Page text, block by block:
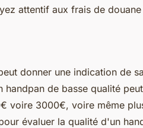
attentif aux frais de
donner une indication de
de basse qualité
voire 3000€, voire même
évaluer la qualité d'un